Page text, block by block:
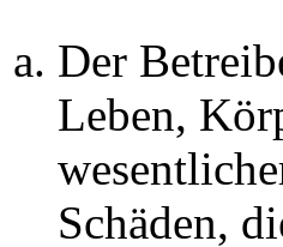
Der
Leben,
Schäden,